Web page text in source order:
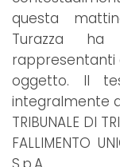
questa
Turazza
rappresentanti
oggetto. Il
integralmente
TRIBUNALE DI
FALLIMENTO